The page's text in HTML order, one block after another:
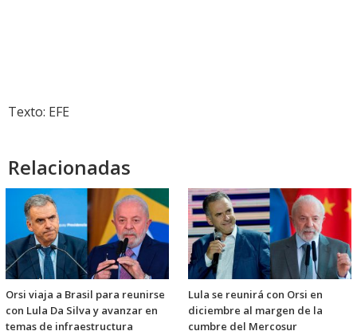
Texto: EFE
Relacionadas
Orsi viaja a Brasil para reunirse
con Lula Da Silva y avanzar en
temas de infraestructura
Lula se reunirá con Orsi en
diciembre al margen de la
cumbre del Mercosur